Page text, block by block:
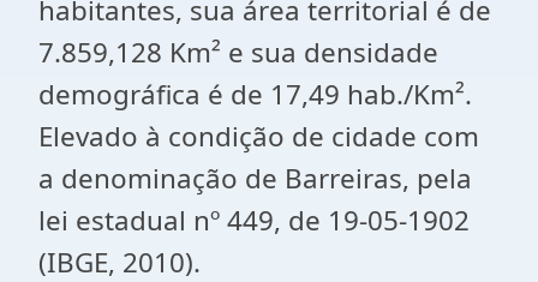
habitantes, sua área territorial é de
7.859,128 Km² e sua densidade
demográfica é de 17,49 hab./Km².
Elevado à condição de cidade com
a denominação de Barreiras, pela
lei estadual nº 449, de 19-05-1902
(IBGE, 2010).